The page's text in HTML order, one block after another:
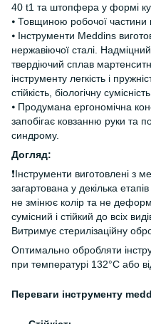
40 t1 та штопфера у формі
⦁ Товщиною робочої
⦁ Інструменти Meddins
нержавіючої сталі.
твердіючий сплав
інструменту легкість і
стійкість, біологічну
⦁ Продумана ергономічна
запобігає ковзанню руки та
синдрому.
Догляд:
❗️Інструменти виготовлені з
загартована у декілька
не змінює колір та не
сумісний і стійкий до всіх
Витримує стерилізаційну
Оптимально обробляти
при температурі 132°C або
Переваги інструменту